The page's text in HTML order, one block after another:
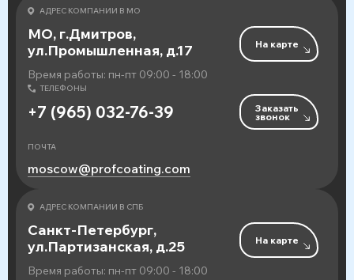
АДРЕС КОМПАНИИ В МО
МО, г.Дмитров,
ул.Промышленная, д.17
Время работы: пн-пт 09:00 - 18:00
На карте
ТЕЛЕФОНЫ
+7 (965) 032-76-39 Заказать
звонок
ПОЧТА
moscow@profcoating.com
АДРЕС КОМПАНИИ В СПБ
Санкт-Петербург,
ул.Партизанская, д.25
Время работы: пн-пт 09:00 - 18:00
На карте